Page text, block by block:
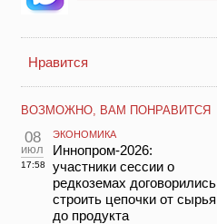
Нравится
ВОЗМОЖНО, ВАМ ПОНРАВИТСЯ
08
июл
17:58
ЭКОНОМИКА
Иннопром-2026:
участники сессии о
редкоземах договорились
строить цепочки от сырья
до продукта